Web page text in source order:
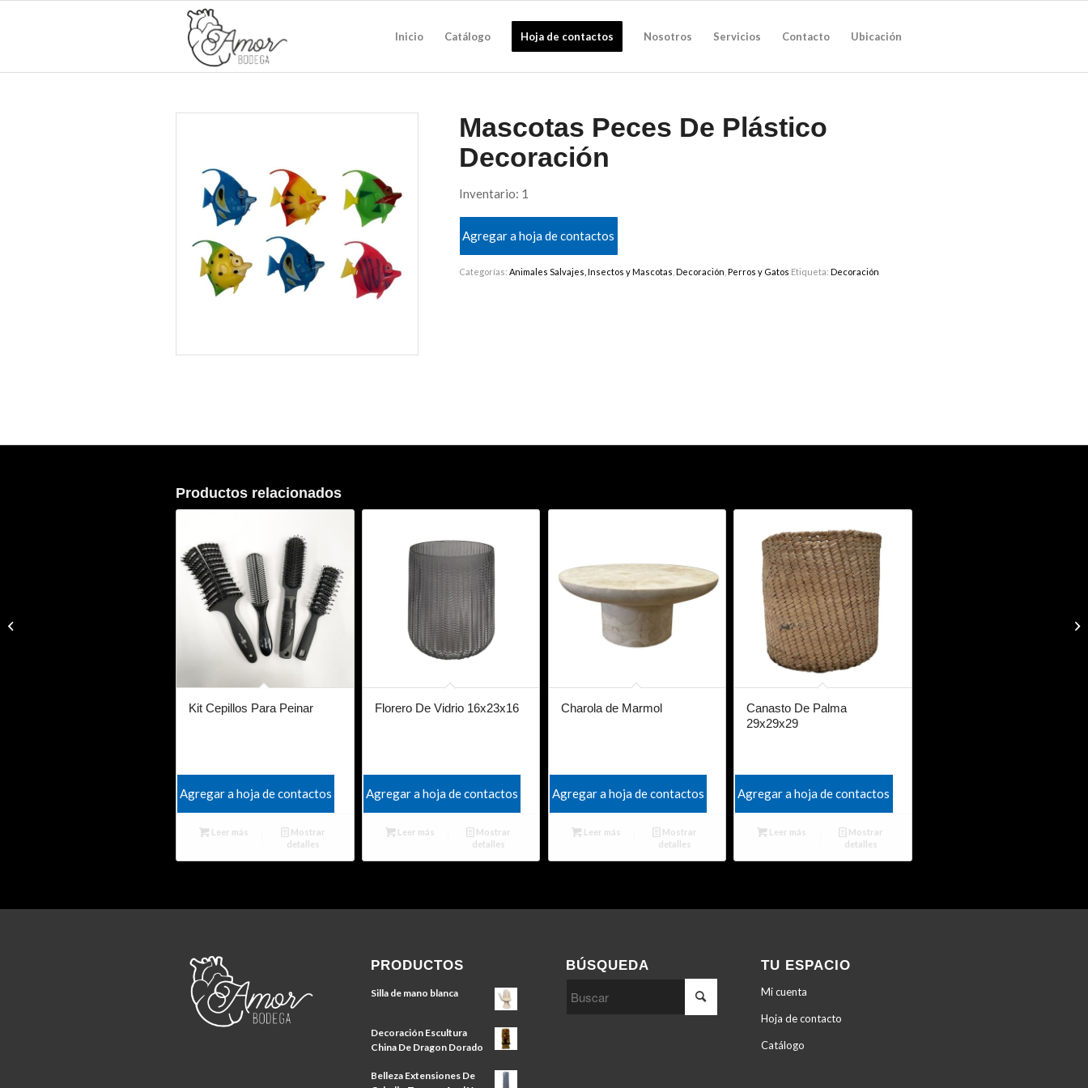
Inicio Catálogo Hoja de contactos Nosotros Servicios Contacto Ubicación
Mascotas Peces De Plástico
Decoración
Inventario: 1
Agregar a hoja de contactos
Categorías:Animales Salvajes, Insectos y Mascotas ,Decoración ,Perros y Gatos Etiqueta:Decoración
Productos relacionados
Kit Cepillos Para Peinar
Agregar a hoja de contactos
Leer más
Mostrar
detalles
Florero De Vidrio 16x23x16
Agregar a hoja de contactos
Leer más
Mostrar
detalles
Charola de Marmol
Agregar a hoja de contactos
Leer más
Mostrar
detalles
Canasto De Palma
29x29x29
Agregar a hoja de contactos
Leer más
Mostrar
detalles
PRODUCTOS
Silla de mano blanca
Decoración Escultura
China De Dragon Dorado
Belleza Extensiones De
BÚSQUEDA TU ESPACIO
Mi cuenta
Hoja de contacto
Catálogo